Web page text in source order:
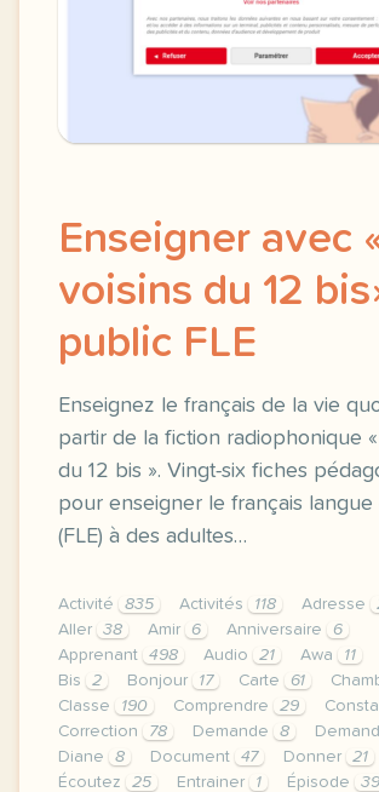
Enseigner avec
voisins du 12
public FLE
Enseignez le français de la vie
partir de la fiction radiophonique
du 12 bis ». Vingt-six fiches
pour enseigner le français langue
(FLE) à des adultes…
Activité 835 Activités 118 Adresse
Aller
38 Amir 6 Anniversaire
6
Apprenant
498 Audio 21 Awa 11
Bis
2 Bonjour 17 Carte 61
Classe
190 Comprendre 29
Correction
78 Demande 8
Diane
8 Document 47 Donner 21
Écoutez
25 Entrainer 1 Épisode
39